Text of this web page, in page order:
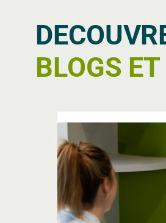
BLOGS